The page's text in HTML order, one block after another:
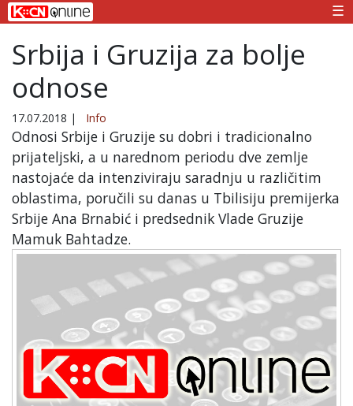
☰
Srbija i Gruzija za bolje
odnose
17.07.2018 | Info
Odnosi Srbije i Gruzije su dobri i tradicionalno
prijateljski, a u narednom periodu dve zemlje
nastojaće da intenziviraju saradnju u različitim
oblastima, poručili su danas u Tbilisiju premijerka
Srbije Ana Brnabić i predsednik Vlade Gruzije
Mamuk Bahtadze.